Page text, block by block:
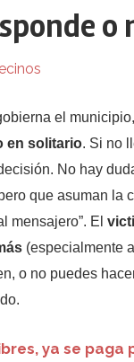
o
el
en solitario. Si no
No hay
que asuman la
mensajero”. El
(especialmente
o no puedes
ya se paga